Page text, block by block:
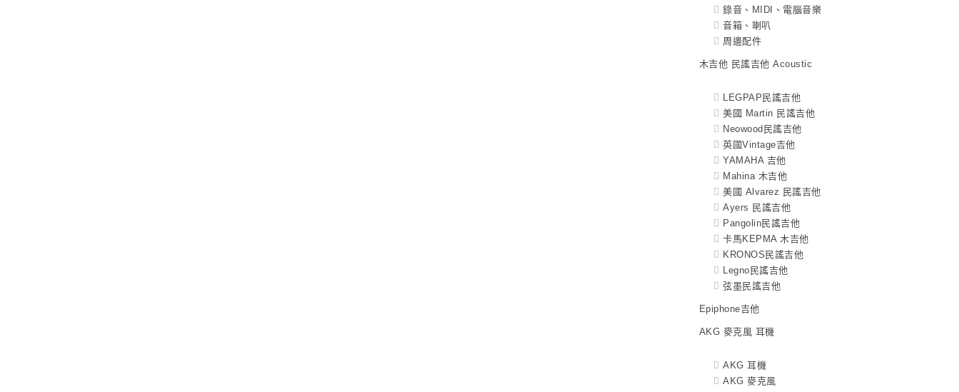
錄音、MIDI、電腦音樂
音箱、喇叭
周邊配件
木吉他 民謠吉他 Acoustic
LEGPAP民謠吉他
美國 Martin 民謠吉他
Neowood民謠吉他
英國Vintage吉他
YAMAHA 吉他
Mahina 木吉他
美國 Alvarez 民謠吉他
Ayers 民謠吉他
Pangolin民謠吉他
卡馬KEPMA 木吉他
KRONOS民謠吉他
Legno民謠吉他
弦墨民謠吉他
Epiphone吉他
AKG 麥克風 耳機
AKG 耳機
AKG 麥克風